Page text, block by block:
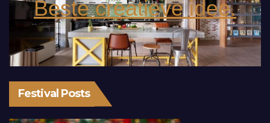
Beste creatieve idee.
Festival Posts